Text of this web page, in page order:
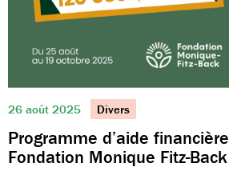
26 août 2025 Divers
Programme d’aide
Fondation Monique Fitz-Back